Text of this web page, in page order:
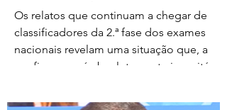
Os relatos que continuam a chegar de
classificadores da 2.ª fase dos exames
nacionais revelam uma situação que, a
confirmar-se, é absolutamente inaceitável.
assegurado, em condições